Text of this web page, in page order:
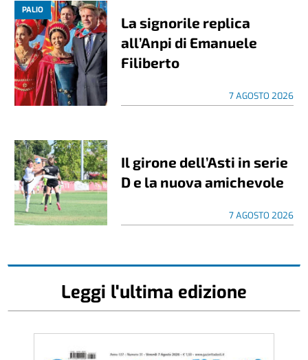
PALIO
La signorile replica
all’Anpi di Emanuele
Filiberto
7 AGOSTO 2026
Il girone dell’Asti in serie
D e la nuova amichevole
7 AGOSTO 2026
Leggi l'ultima edizione